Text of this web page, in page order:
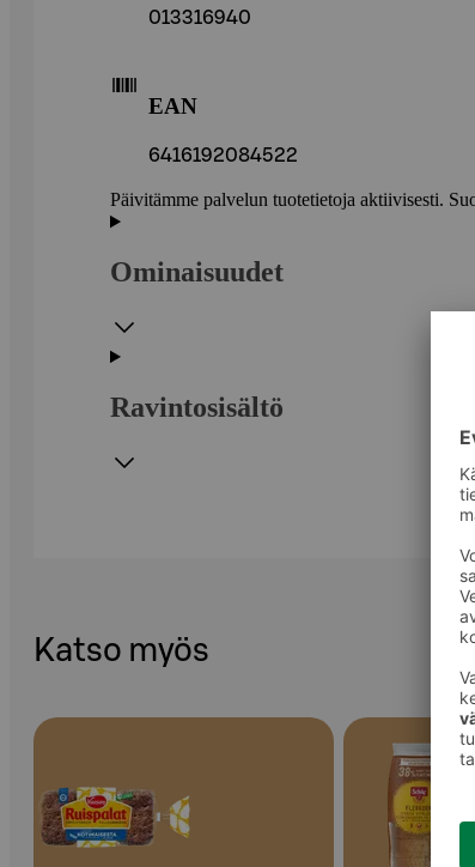
013316940
EAN
6416192084522
Päivitämme palvelun tuotetietoja aktiivisesti.
Ominaisuudet
Ravintosisältö
Katso myös